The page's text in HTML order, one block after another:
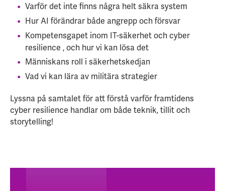
Varför det inte finns några helt säkra system
Hur AI förändrar både angrepp och försvar
Kompetensgapet inom IT-säkerhet och cyber
resilience , och hur vi kan lösa det
Människans roll i säkerhetskedjan
Vad vi kan lära av militära strategier
Lyssna på samtalet för att förstå varför framtidens
cyber resilience handlar om både teknik, tillit och
storytelling!